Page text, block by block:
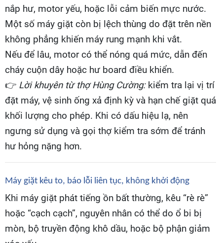
nắp hư, motor yếu, hoặc lỗi cảm biến mực nước.
Một số máy giặt còn bị lệch thùng do đặt trên nền
không phẳng khiến máy rung mạnh khi vắt.
Nếu để lâu, motor có thể nóng quá mức, dẫn đến
cháy cuộn dây hoặc hư board điều khiển.
👉 Lời khuyên từ thợ Hùng Cường:kiểm tra lại vị trí
đặt máy, vệ sinh ống xả định kỳ và hạn chế giặt quá
khối lượng cho phép. Khi có dấu hiệu lạ, nên
ngưng sử dụng và gọi thợ kiểm tra sớm để tránh
hư hỏng nặng hơn.
Máy giặt kêu to, báo lỗi liên tục, không khởi động
Khi máy giặt phát tiếng ồn bất thường, kêu “rè rè”
hoặc “cạch cạch”, nguyên nhân có thể do ổ bi bị
mòn, bộ truyền động khô dầu, hoặc bộ phận giảm